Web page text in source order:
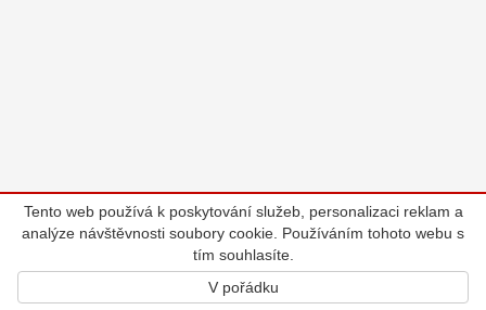
Tento web používá k poskytování služeb, personalizaci reklam a
analýze návštěvnosti soubory cookie. Používáním tohoto webu s
tím souhlasíte.
V pořádku